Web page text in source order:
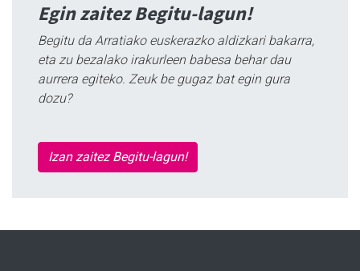
Egin zaitez Begitu-lagun!
Begitu da Arratiako euskerazko aldizkari bakarra,
eta zu bezalako irakurleen babesa behar dau
aurrera egiteko. Zeuk be gugaz bat egin gura
dozu?
Izan zaitez Begitu-lagun!